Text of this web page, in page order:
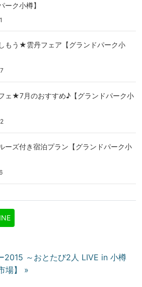
ーク小樽】
もう★雲丹フェア【グランドパーク小
ェ★7月のおすすめ♪【グランドパーク小
ーズ付き宿泊プラン【グランドパーク小
2015 ～おとたび2人 LIVE in 小樽
場】 »